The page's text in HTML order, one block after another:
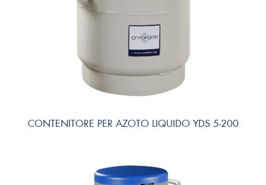
CONTENITORE PER AZOTO LIQUIDO YDS 5-200